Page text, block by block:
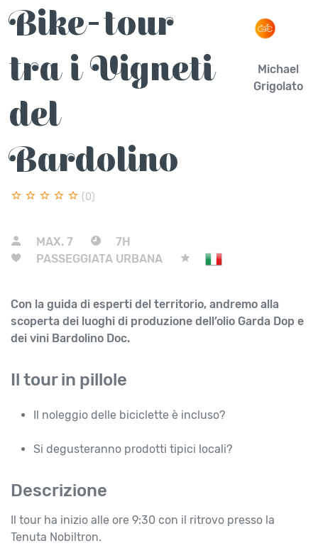
Bike-tour
tra i Vigneti
del
Bardolino
(0)
Michael
Grigolato
MAX. 7
7H
PASSEGGIATA URBANA
Con la guida di esperti del territorio, andremo alla
scoperta dei luoghi di produzione dell’olio Garda Dop e
dei vini Bardolino Doc.
Il tour in pillole
Il noleggio delle biciclette è incluso?
Si degusteranno prodotti tipici locali?
Descrizione
Il tour ha inizio alle ore 9:30 con il ritrovo presso la
Tenuta Nobiltron.